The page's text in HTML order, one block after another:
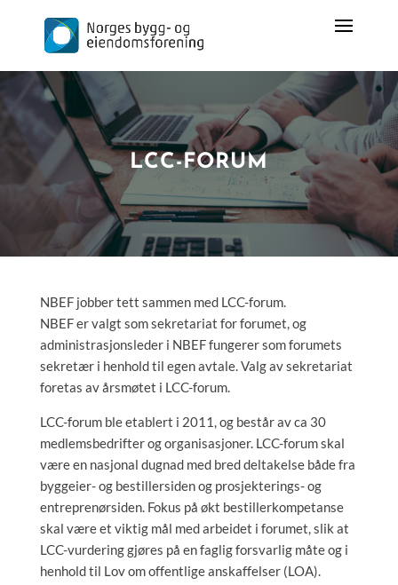
LCC-FORUM
NBEF jobber tett sammen med LCC-forum.
NBEF er valgt som sekretariat for forumet, og
administrasjonsleder i NBEF fungerer som forumets
sekretær i henhold til egen avtale. Valg av sekretariat
foretas av årsmøtet i LCC-forum.
LCC-forum ble etablert i 2011, og består av ca 30
medlemsbedrifter og organisasjoner. LCC-forum skal
være en nasjonal dugnad med bred deltakelse både fra
byggeier- og bestillersiden og prosjekterings- og
entreprenørsiden. Fokus på økt bestillerkompetanse
skal være et viktig mål med arbeidet i forumet, slik at
LCC-vurdering gjøres på en faglig forsvarlig måte og i
henhold til Lov om offentlige anskaffelser (LOA).